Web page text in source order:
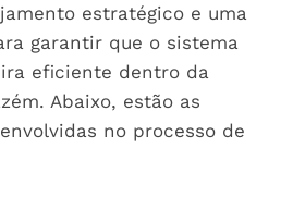
estratégico e uma
garantir que o sistema
eficiente dentro da
Abaixo, estão as
no processo de